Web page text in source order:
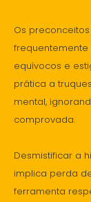
Os
equívocos e
prática a
mental,
comprovada.
Desmistificar a
implica perda
ferramenta